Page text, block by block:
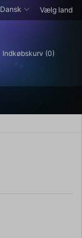
Dansk Vælg land
Indkøbskurv (0)